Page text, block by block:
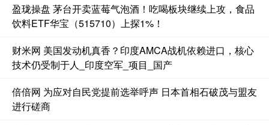
盈珑操盘 茅台开卖蓝莓气泡酒！吃喝板块继续上攻，食品
饮料ETF华宝（515710）上探1%！
财米网 美国发动机真香？印度AMCA战机依赖进口，核心
技术仍受制于人_印度空军_项目_国产
倍倍网 为应对自民党提前选举呼声 日本首相石破茂与盟友
进行磋商